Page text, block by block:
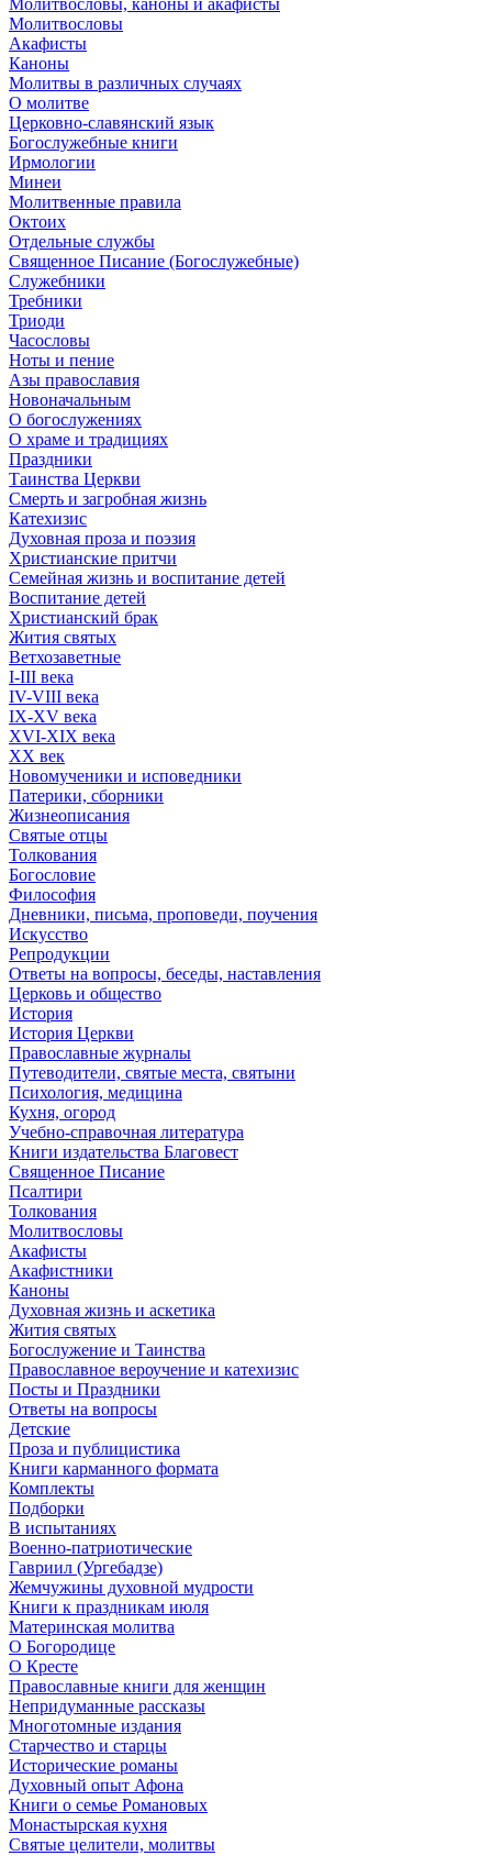
Молитвословы, каноны и акафисты
Молитвословы
Акафисты
Каноны
Молитвы в различных случаях
О молитве
Церковно-славянский язык
Богослужебные книги
Ирмологии
Минеи
Молитвенные правила
Октоих
Отдельные службы
Священное Писание (Богослужебные)
Служебники
Требники
Триоди
Часословы
Ноты и пение
Азы православия
Новоначальным
О богослужениях
О храме и традициях
Праздники
Таинства Церкви
Смерть и загробная жизнь
Катехизис
Духовная проза и поэзия
Христианские притчи
Семейная жизнь и воспитание детей
Воспитание детей
Христианский брак
Жития святых
Ветхозаветные
I-III века
IV-VIII века
IX-XV века
XVI-XIX века
XX век
Новомученики и исповедники
Патерики, сборники
Жизнеописания
Святые отцы
Толкования
Богословие
Философия
Дневники, письма, проповеди, поучения
Искусство
Репродукции
Ответы на вопросы, беседы, наставления
Церковь и общество
История
История Церкви
Православные журналы
Путеводители, святые места, святыни
Психология, медицина
Кухня, огород
Учебно-справочная литература
Книги издательства Благовест
Священное Писание
Псалтири
Толкования
Молитвословы
Акафисты
Акафистники
Каноны
Духовная жизнь и аскетика
Жития святых
Богослужение и Таинства
Православное вероучение и катехизис
Посты и Праздники
Ответы на вопросы
Детские
Проза и публицистика
Книги карманного формата
Комплекты
Подборки
В испытаниях
Военно-патриотические
Гавриил (Ургебадзе)
Жемчужины духовной мудрости
Книги к праздникам июля
Материнская молитва
О Богородице
О Кресте
Православные книги для женщин
Непридуманные рассказы
Многотомные издания
Старчество и старцы
Исторические романы
Духовный опыт Афона
Книги о семье Романовых
Монастырская кухня
Святые целители, молитвы